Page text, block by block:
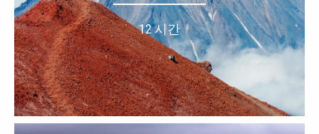
12 시간